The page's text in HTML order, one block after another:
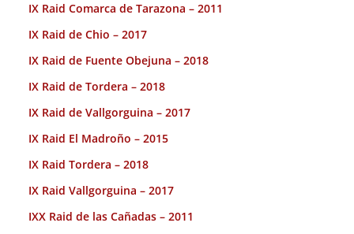
IX Raid Comarca de Tarazona – 2011
IX Raid de Chio – 2017
IX Raid de Fuente Obejuna – 2018
IX Raid de Tordera – 2018
IX Raid de Vallgorguina – 2017
IX Raid El Madroño – 2015
IX Raid Tordera – 2018
IX Raid Vallgorguina – 2017
IXX Raid de las Cañadas – 2011